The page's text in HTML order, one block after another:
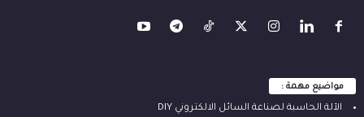
مواضيع مهمة :
الآلة ‫الحاسبة لصناعة السائل الالكتروني‬ DIY